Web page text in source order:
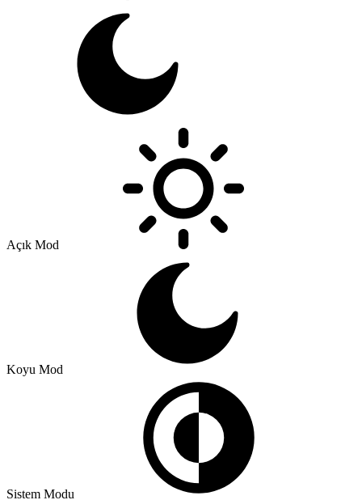
Açık Mod
Koyu Mod
Sistem Modu